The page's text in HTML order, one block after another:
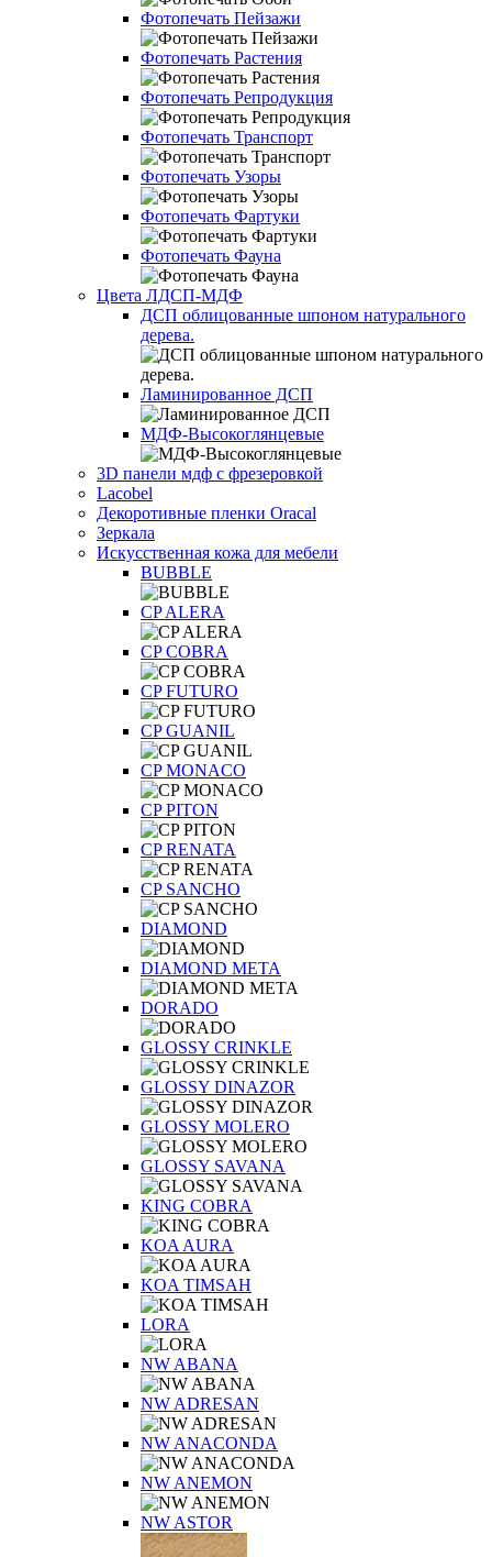
Фотопечать Пейзажи
Фотопечать Растения
Фотопечать Репродукция
Фотопечать Транспорт
Фотопечать Узоры
Фотопечать Фартуки
Фотопечать Фауна
Цвета ЛДСП-МДФ
ДСП облицованные шпоном натурального
дерева.
Ламинированное ДСП
МДФ-Высокоглянцевые
3D панели мдф с фрезеровкой
Lacobel
Декоротивные пленки Oracal
Зеркала
Искусственная кожа для мебели
BUBBLE
CP ALERA
CP COBRA
CP FUTURO
CP GUANIL
CP MONACO
CP PITON
CP RENATA
CP SANCHO
DIAMOND
DIAMOND META
DORADO
GLOSSY CRINKLE
GLOSSY DINAZOR
GLOSSY MOLERO
GLOSSY SAVANA
KING COBRA
KOA AURA
KOA TIMSAH
LORA
NW ABANA
NW ADRESAN
NW ANACONDA
NW ANEMON
NW ASTOR